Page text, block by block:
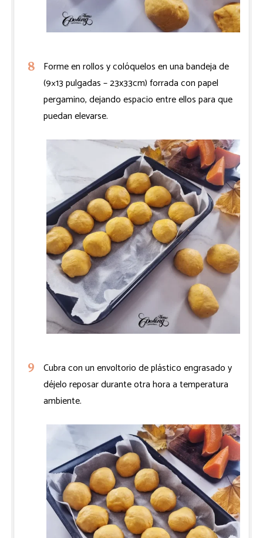
Forme en rollos y colóquelos en una bandeja de
(9×13 pulgadas – 23x33cm) forrada con papel
pergamino, dejando espacio entre ellos para que
puedan elevarse.
Cubra con un envoltorio de plástico engrasado y
déjelo reposar durante otra hora a temperatura
ambiente.